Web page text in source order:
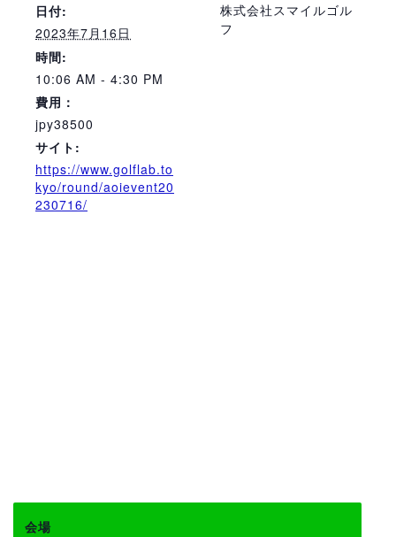
日付:
2023年7月16日
時間:
10:06 AM - 4:30 PM
費用：
jpy38500
サイト:
https://www.golflab.to
kyo/round/aoievent20
230716/
株式会社スマイルゴル
フ
会場